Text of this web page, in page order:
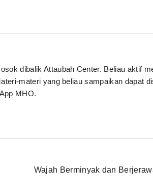
dibalik Attaubah Center. Beliau aktif
materi yang beliau sampaikan dapat
MHO.
Wajah Berminyak dan